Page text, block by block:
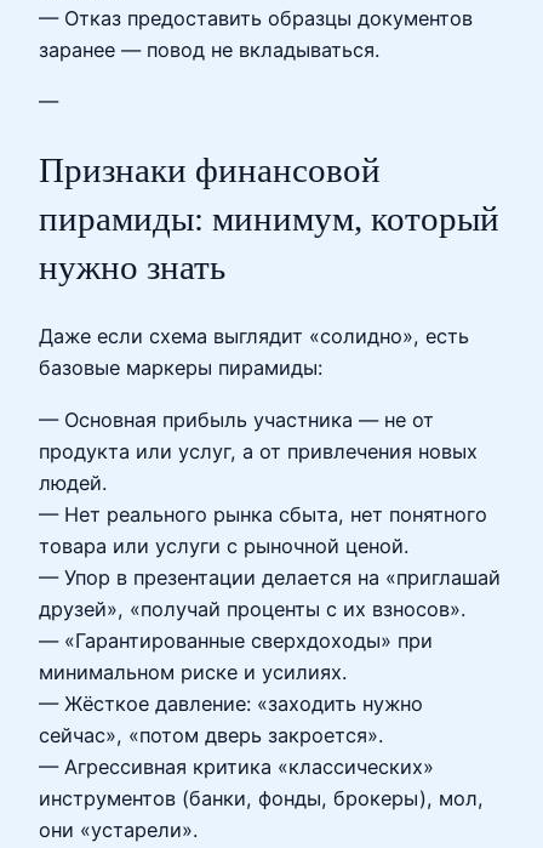
— Отказ предоставить образцы документов
заранее — повод не вкладываться.
—
Признаки финансовой
пирамиды: минимум, который
нужно знать
Даже если схема выглядит «солидно», есть
базовые маркеры пирамиды:
— Основная прибыль участника — не от
продукта или услуг, а от привлечения новых
людей.
— Нет реального рынка сбыта, нет понятного
товара или услуги с рыночной ценой.
— Упор в презентации делается на «приглашай
друзей», «получай проценты с их взносов».
— «Гарантированные сверхдоходы» при
минимальном риске и усилиях.
— Жёсткое давление: «заходить нужно
сейчас», «потом дверь закроется».
— Агрессивная критика «классических»
инструментов (банки, фонды, брокеры), мол,
они «устарели».